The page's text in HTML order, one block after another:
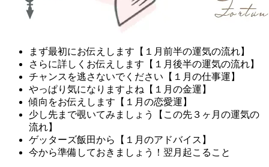
まず最初にお伝えします【１月前半の運気の流れ】
さらに詳しくお伝えします【１月後半の運気の流れ】
チャンスを逃さないでください【１月の仕事運】
やっぱり気になりますよね【１月の金運】
傾向をお伝えします【１月の恋愛運】
少し先まで覗いてみましょう【この先３ヶ月の運気の
流れ】
ゲッターズ飯田から【１月のアドバイス】
今から準備しておきましょう！翌月起こること